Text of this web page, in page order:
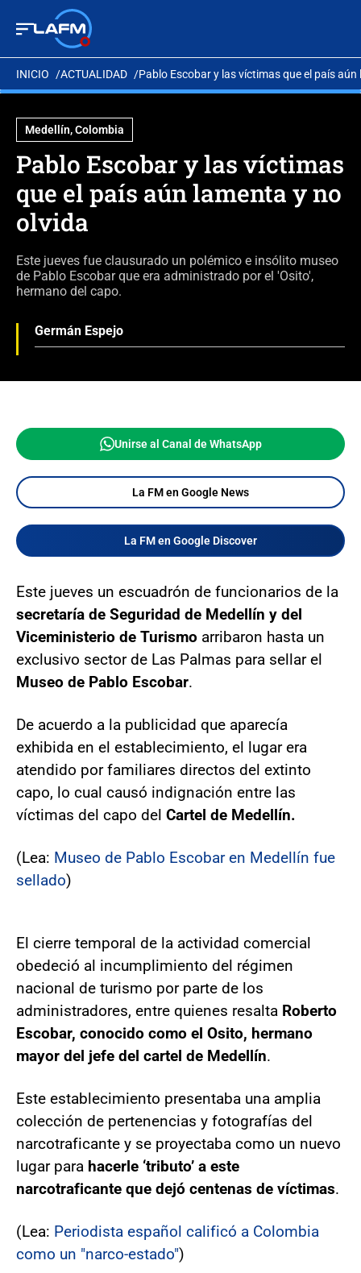
INICIO ACTUALIDAD Pablo Escobar y las víctimas que el país
Medellín, Colombia
Pablo Escobar y las víctimas
que el país aún lamenta y no
olvida
Este jueves fue clausurado un polémico e insólito museo
de Pablo Escobar que era administrado por el 'Osito',
hermano del capo.
Germán Espejo
Unirse al Canal de WhatsApp
La FM en Google News
La FM en Google Discover
Este jueves un escuadrón de funcionarios de la
secretaría de Seguridad de Medellín y del
Viceministerio de Turismo arribaron hasta un
exclusivo sector de Las Palmas para sellar el
Museo de Pablo Escobar.
De acuerdo a la publicidad que aparecía
exhibida en el establecimiento, el lugar era
atendido por familiares directos del extinto
capo, lo cual causó indignación entre las
víctimas del capo del Cartel de Medellín.
(Lea: Museo de Pablo Escobar en Medellín fue
sellado)
El cierre temporal de la actividad comercial
obedeció al incumplimiento del régimen
nacional de turismo por parte de los
administradores, entre quienes resalta Roberto
Escobar, conocido como el Osito, hermano
mayor del jefe del cartel de Medellín.
Este establecimiento presentaba una amplia
colección de pertenencias y fotografías del
narcotraficante y se proyectaba como un nuevo
lugar para hacerle ‘tributo’ a este
narcotraficante que dejó centenas de víctimas.
(Lea: Periodista español calificó a Colombia
como un "narco-estado")